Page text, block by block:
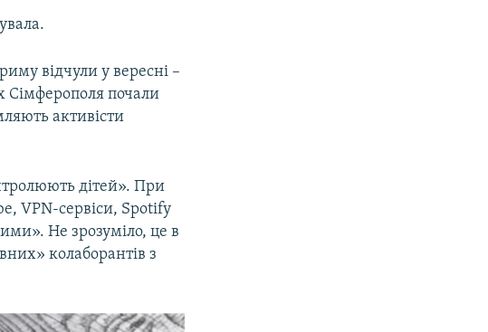
відчули у вересні –
Сімферополя почали
активісти
дітей». При
VPN-сервіси, Spotify
Не зрозуміло, це в
колаборантів з